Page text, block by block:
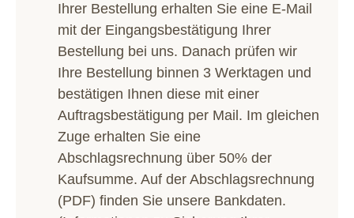
Ihrer Bestellung erhalten Sie eine E-Mail
mit der Eingangsbestätigung Ihrer
Bestellung bei uns. Danach prüfen wir
Ihre Bestellung binnen 3 Werktagen und
bestätigen Ihnen diese mit einer
Auftragsbestätigung per Mail. Im gleichen
Zuge erhalten Sie eine
Abschlagsrechnung über 50% der
Kaufsumme. Auf der Abschlagsrechnung
(PDF) finden Sie unsere Bankdaten.